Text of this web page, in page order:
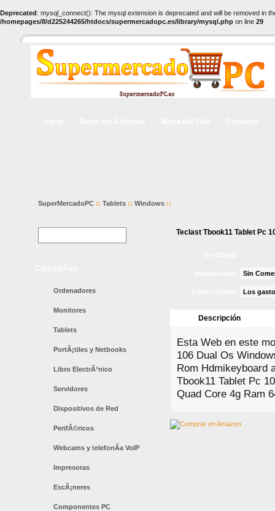
Deprecated: mysql_connect(): The mysql extension is deprecated and will be removed in
/homepages/8/d225244265/htdocs/supermercadopc.es/library/mysql.php on line 29
SuperMercadoPC :: Tablets :: Windows ::
Ordenadores
Monitores
Tablets
PortÃ¡tiles y Netbooks
Libro ElectrÃ³nico
Servidores
Dispositivos de Red
PerifÃ©ricos
Webcams y telefonÃ­a VoIP
Impresoras
EscÃ¡neres
Componentes PC
Teclast Tbook11 Tablet Pc
Sin
Los
Descripción
Esta Web en este
106 Dual Os
Rom Hdmikeyboard
Tbook11 Tablet Pc
Quad Core 4g Ram